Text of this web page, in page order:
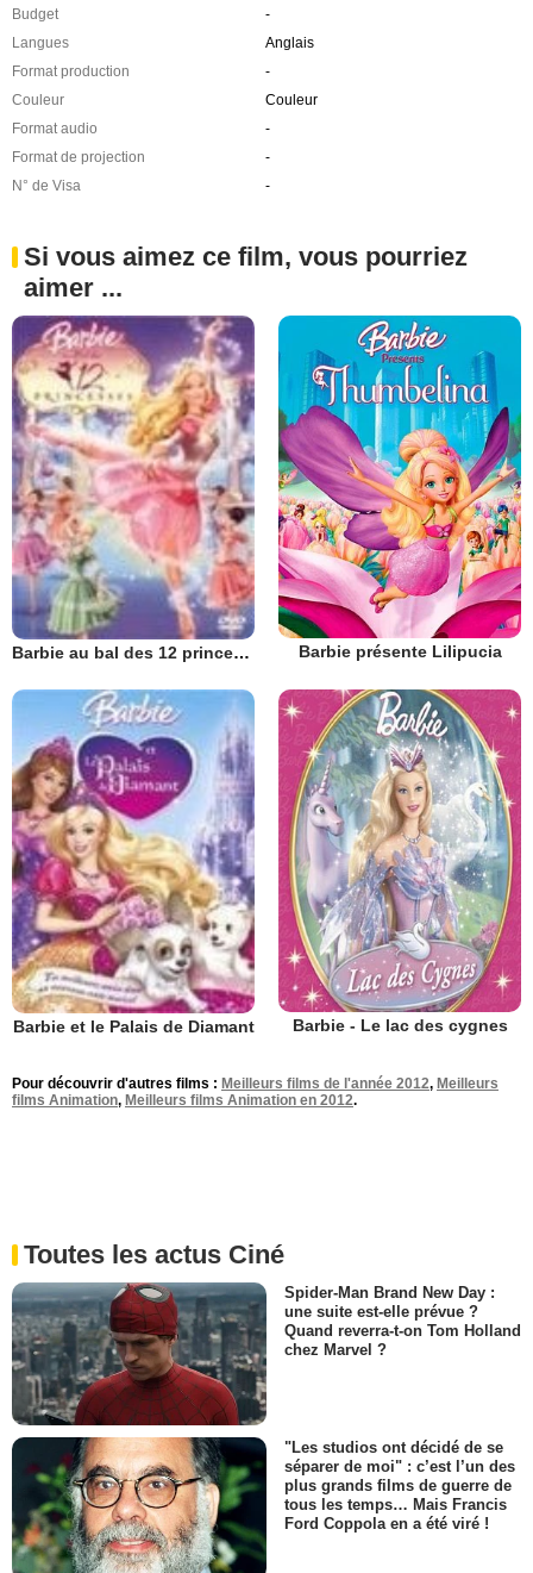
Budget
-
Langues
Anglais
Format production
-
Couleur
Couleur
Format audio
-
Format de projection
-
N° de Visa
-
Si vous aimez ce film, vous pourriez
aimer ...
Barbie au bal des 12 princesses Barbie présente Lilipucia
Barbie et le Palais de Diamant Barbie - Le lac des cygnes
Pour découvrir d'autres films : Meilleurs films de l'année 2012, Meilleurs
films Animation, Meilleurs films Animation en 2012.
Toutes les actus Ciné
Spider-Man Brand New Day :
une suite est-elle prévue ?
Quand reverra-t-on Tom Holland
chez Marvel ?
"Les studios ont décidé de se
séparer de moi" : c’est l’un des
plus grands films de guerre de
tous les temps… Mais Francis
Ford Coppola en a été viré !